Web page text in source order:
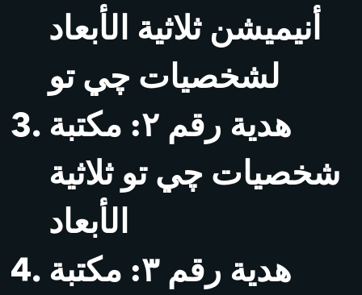
أنيميشن ثلاثية الأبعاد
لشخصيات چي تو
هدية رقم ٢: مكتبة
شخصيات چي تو ثلاثية
الأبعاد
هدية رقم ٣: مكتبة